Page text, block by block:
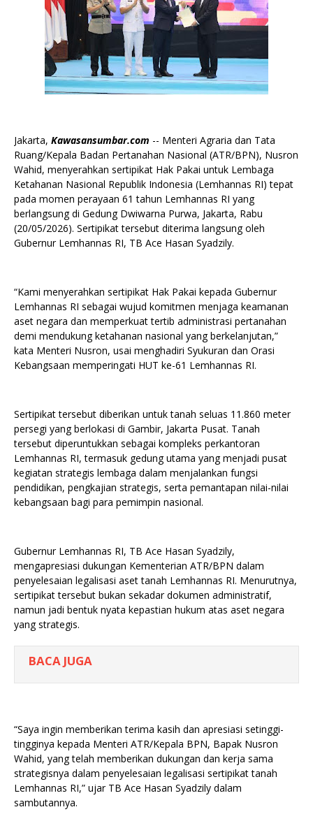
Jakarta, Kawasansumbar.com -- Menteri Agraria dan Tata
Ruang/Kepala Badan Pertanahan Nasional (ATR/BPN), Nusron
Wahid, menyerahkan sertipikat Hak Pakai untuk Lembaga
Ketahanan Nasional Republik Indonesia (Lemhannas RI) tepat
pada momen perayaan 61 tahun Lemhannas RI yang
berlangsung di Gedung Dwiwarna Purwa, Jakarta, Rabu
(20/05/2026). Sertipikat tersebut diterima langsung oleh
Gubernur Lemhannas RI, TB Ace Hasan Syadzily.
“Kami menyerahkan sertipikat Hak Pakai kepada Gubernur
Lemhannas RI sebagai wujud komitmen menjaga keamanan
aset negara dan memperkuat tertib administrasi pertanahan
demi mendukung ketahanan nasional yang berkelanjutan,”
kata Menteri Nusron, usai menghadiri Syukuran dan Orasi
Kebangsaan memperingati HUT ke-61 Lemhannas RI.
Sertipikat tersebut diberikan untuk tanah seluas 11.860 meter
persegi yang berlokasi di Gambir, Jakarta Pusat. Tanah
tersebut diperuntukkan sebagai kompleks perkantoran
Lemhannas RI, termasuk gedung utama yang menjadi pusat
kegiatan strategis lembaga dalam menjalankan fungsi
pendidikan, pengkajian strategis, serta pemantapan nilai-nilai
kebangsaan bagi para pemimpin nasional.
Gubernur Lemhannas RI, TB Ace Hasan Syadzily,
mengapresiasi dukungan Kementerian ATR/BPN dalam
penyelesaian legalisasi aset tanah Lemhannas RI. Menurutnya,
sertipikat tersebut bukan sekadar dokumen administratif,
namun jadi bentuk nyata kepastian hukum atas aset negara
yang strategis.
BACA JUGA
“Saya ingin memberikan terima kasih dan apresiasi setinggi-
tingginya kepada Menteri ATR/Kepala BPN, Bapak Nusron
Wahid, yang telah memberikan dukungan dan kerja sama
strategisnya dalam penyelesaian legalisasi sertipikat tanah
Lemhannas RI,” ujar TB Ace Hasan Syadzily dalam
sambutannya.